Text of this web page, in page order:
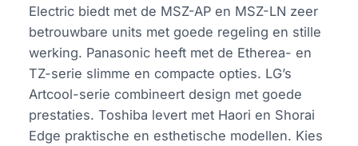
Electric biedt met de MSZ-AP en MSZ-LN zeer
betrouwbare units met goede regeling en stille
werking. Panasonic heeft met de Etherea- en
TZ-serie slimme en compacte opties. LG’s
Artcool-serie combineert design met goede
prestaties. Toshiba levert met Haori en Shorai
Edge praktische en esthetische modellen. Kies